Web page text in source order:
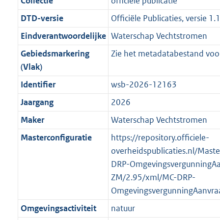
i
n
f
o
m
a
a
t
7
K
b
e
i
n
f
r
m
a
a
t
8
6
K
i
e
i
n
o
r
m
a
a
t
2
K
b
t
i
e
i
f
o
r
m
a
a
:
1
6
s
g
r
o
o
t
e
:
2
K
b
d
s
g
r
o
t
t
e
:
2
K
b
DTD-versie
Officiële Publicaties, versie 1.1
Eindverantwoordelijke Waterschap Vechtstromen
Gebiedsmarkering
(Vlak)
Zie het metadatabestand
Identifier
wsb-2026-12163
Jaargang
2026
Maker
Waterschap Vechtstromen
Masterconfiguratie
https://repository.officiele-
overheidspublicaties.nl/
DRP-
ZM/2.95/xml/MC-DRP-
Omgevingsactiviteit
natuur